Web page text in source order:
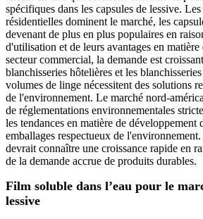
spécifiques dans les capsules de lessive.
résidentielles dominent le marché, les
devenant de plus en plus populaires en
d'utilisation et de leurs avantages en
secteur commercial, la demande est
blanchisseries hôtelières et les
volumes de linge nécessitent des solutions
de l'environnement. Le marché nord-
de réglementations environnementales
les tendances en matière de développement
emballages respectueux de
devrait connaître une croissance rapide en
de la demande accrue de produits durables.
Film soluble dans l’eau pour le
lessive